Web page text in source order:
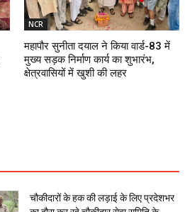
NCR
महापौर सुनीता दयाल ने किया वार्ड-83 में
मुख्य सड़क निर्माण कार्य का शुभारंभ,
क्षेत्रवासियों में खुशी की लहर
चौकीदारों के हक की लड़ाई के लिए प्रदेशभर